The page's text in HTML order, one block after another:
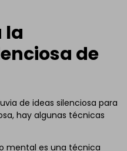
la
de
de ideas silenciosa para
hay algunas técnicas
mental es una técnica